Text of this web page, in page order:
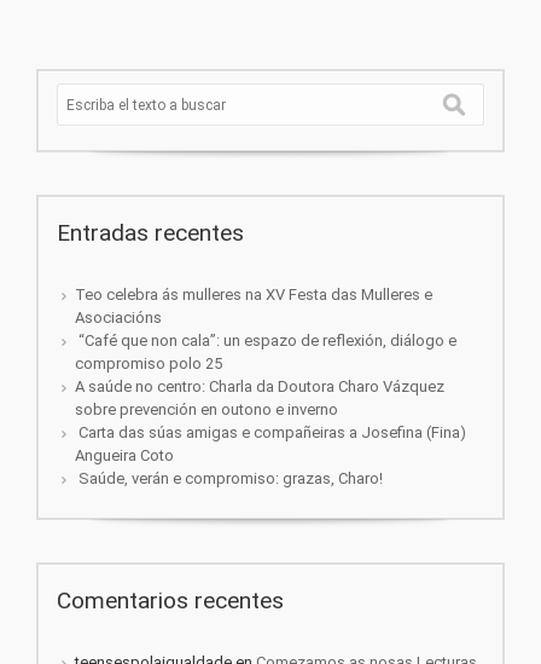
Entradas recentes
Teo celebra ás mulleres na XV Festa das Mulleres e
Asociacións
“Café que non cala”: un espazo de reflexión, diálogo e
compromiso polo 25
A saúde no centro: Charla da Doutora Charo Vázquez
sobre prevención en outono e inverno
Carta das súas amigas e compañeiras a Josefina (Fina)
Angueira Coto
Saúde, verán e compromiso: grazas, Charo!
Comentarios recentes